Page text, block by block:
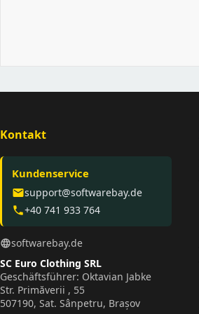
Kontakt
Kundenservice
emailsupport@softwarebay.de
phone+40 741 933 764
languagesoftwarebay.de
SC Euro Clothing SRL
Geschäftsführer: Oktavian Jabke
Str. Primăverii , 55
507190, Sat. Sânpetru, Brașov